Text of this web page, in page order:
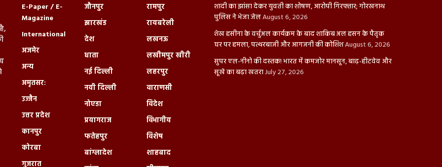
E-Paper / E-
Magazine
International
अजमेर
अन्य
अमृतसर:
उज्जैन
उत्तर प्रदेश
कानपुर
कोरबा
गुजरात
जौनपुर
झारखंड
देश
धाता
नई दिल्ली
नयी दिल्ली
नोएडा
प्रयागराज
फतेहपुर
बांग्लादेश
रामपुर
रायबरेली
लखनऊ
लखीमपुर खीरी
लहरपुर
वाराणसी
विदेश
विभागीय
विशेष
शाहबाद
शादी का झांसा देकर युवती का शोषण, आरोपी गिरफ्तार; गोरखनाथ
पुलिस ने भेजा जेलAugust 6, 2026
शेख हसीना के वर्चुअल कार्यक्रम के बाद शाकिब अल हसन के पैतृक
घर पर हमला, पत्थरबाजी और आगजनी की कोशिशAugust 6, 2026
सुपर एल-नीनो की दस्तक! भारत में कमजोर मानसून, बाढ़-हीटवेव और
सूखे का बढ़ा खतराJuly 27, 2026